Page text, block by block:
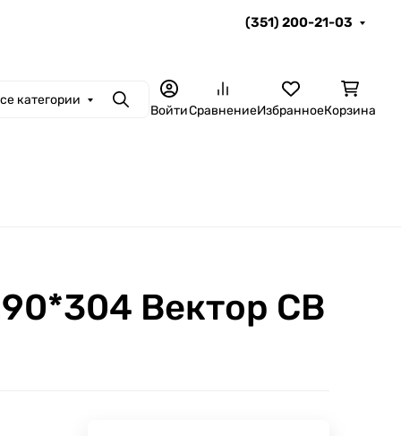
(351) 200-21-03
категории ПоискВойтиСравнениеИзбранноеКорзина
Вектор СВ